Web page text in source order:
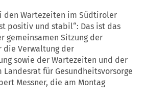
den Wartezeiten im Südtiroler
positiv und stabil“: Das ist das
gemeinsamen Sitzung der
die Verwaltung der
sowie der Wartezeiten und der
für Gesundheitsvorsorge
Messner, die am Montag